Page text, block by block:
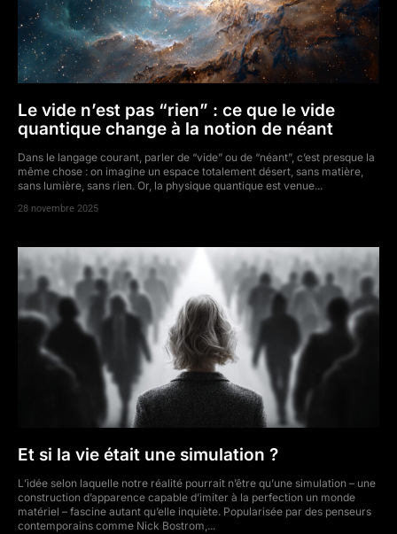
Le vide n’est pas “rien” : ce que le vide
quantique change à la notion de néant
Dans le langage courant, parler de “vide” ou de “néant”, c’est presque la
même chose : on imagine un espace totalement désert, sans matière,
sans lumière, sans rien. Or, la physique quantique est venue...
28 novembre 2025
Et si la vie était une simulation ?
L’idée selon laquelle notre réalité pourrait n’être qu’une simulation – une
construction d’apparence capable d’imiter à la perfection un monde
matériel – fascine autant qu’elle inquiète. Popularisée par des penseurs
contemporains comme Nick Bostrom,...